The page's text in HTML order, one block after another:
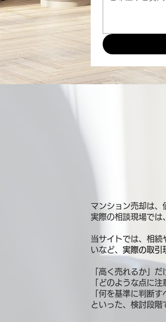
マンション売却は、
実際の相談現場では、
当サイトでは、相続
いなど、 実際の取引
「高く売れるか」だ
「どのような点に注
「何を基準に判断す
といった、検討段階